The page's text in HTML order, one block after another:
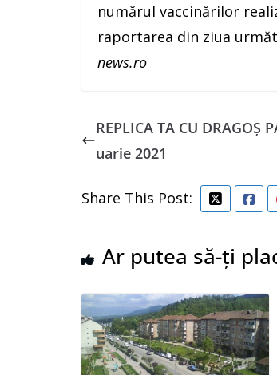
numărul vaccinărilor
raportarea din ziua
news.ro
REPLICA TA CU DRAGOȘ
uarie 2021
Share This Post:
Ar putea să-ți